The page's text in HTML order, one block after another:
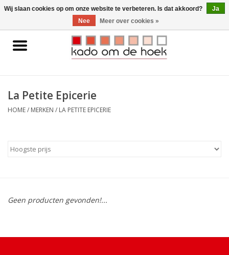
0 Artikelen - €0,00
Home
Gadgets
La Petite Epicerie
HOME/ MERKEN / LA PETITE EPICERIE
Geen producten gevonden!...
Wij slaan cookies op om onze website te verbeteren. Is dat akkoord?
Ja
Nee
Meer over cookies »